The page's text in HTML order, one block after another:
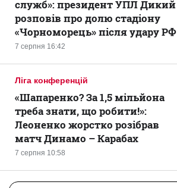
7 серпня 16:42
служб»: президент УПЛ Дикий
розповів про долю стадіону
«Чорноморець» після удару РФ
Ліга конференцій
7 серпня 10:58
«Шапаренко? За 1,5 мільйона
треба знати, що робити!»:
Леоненко жорстко розібрав
матч Динамо – Карабах